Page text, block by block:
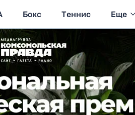
Бокс Теннис Еще